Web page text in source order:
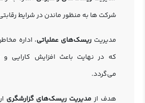
شرکت ها به منظور ماندن در شرایط رقابتی
مدیریت ریسک‌های عملیاتی، اداره
که در نهایت باعث افزایش کارایی و
می‌گردد.
هدف از مدیریت ریسک‌های گزارشگری